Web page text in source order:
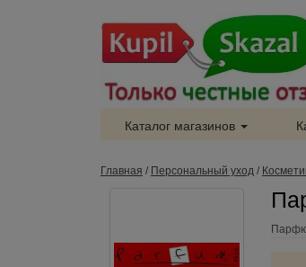
Каталог магазинов
Главная / Персональный уход /